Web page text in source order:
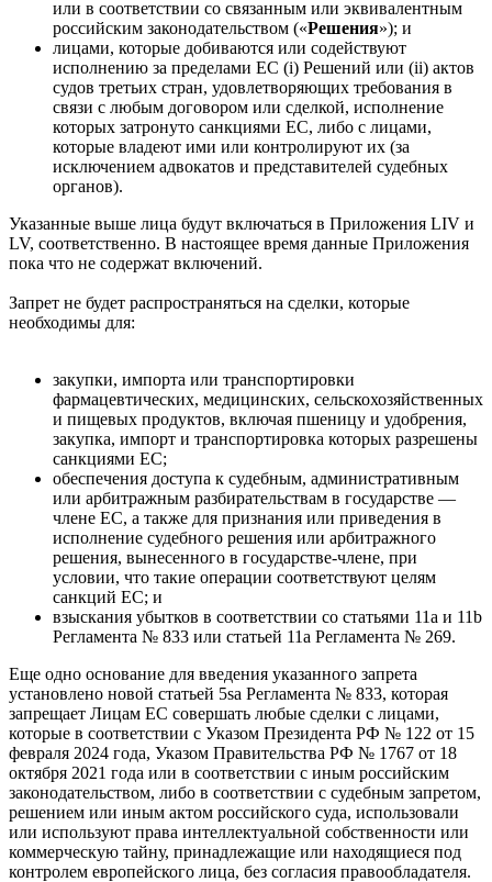
или в соответствии со связанным или эквивалентным
российским законодательством («Решения»); и
лицами, которые добиваются или содействуют
исполнению за пределами ЕС (i) Решений или (ii) актов
судов третьих стран, удовлетворяющих требования в
связи с любым договором или сделкой, исполнение
которых затронуто санкциями ЕС, либо с лицами,
которые владеют ими или контролируют их (за
исключением адвокатов и представителей судебных
органов).
Указанные выше лица будут включаться в Приложения LIV и
LV, соответственно. В настоящее время данные Приложения
пока что не содержат включений.
Запрет не будет распространяться на сделки, которые
необходимы для:
закупки, импорта или транспортировки
фармацевтических, медицинских, сельскохозяйственных
и пищевых продуктов, включая пшеницу и удобрения,
закупка, импорт и транспортировка которых разрешены
санкциями ЕС;
обеспечения доступа к судебным, административным
или арбитражным разбирательствам в государстве —
члене ЕС, а также для признания или приведения в
исполнение судебного решения или арбитражного
решения, вынесенного в государстве-члене, при
условии, что такие операции соответствуют целям
санкций ЕС; и
взыскания убытков в соответствии со статьями 11a и 11b
Регламента № 833 или статьей 11a Регламента № 269.
Еще одно основание для введения указанного запрета
установлено новой статьей 5sa Регламента № 833, которая
запрещает Лицам ЕС совершать любые сделки с лицами,
которые в соответствии с Указом Президента РФ № 122 от 15
февраля 2024 года, Указом Правительства РФ № 1767 от 18
октября 2021 года или в соответствии с иным российским
законодательством, либо в соответствии с судебным запретом,
решением или иным актом российского суда, использовали
или используют права интеллектуальной собственности или
коммерческую тайну, принадлежащие или находящиеся под
контролем европейского лица, без согласия правообладателя.